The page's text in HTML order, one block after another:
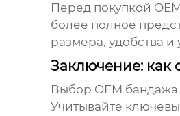
Перед покупкой
более полное
размера, удобства
Заключение: как
Выбор OEM
Учитывайте